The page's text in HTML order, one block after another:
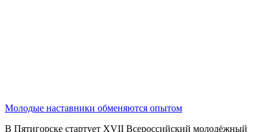
Молодые наставники обменяются опытом
В Пятигорске стартует XVII Всероссийский молодёжный